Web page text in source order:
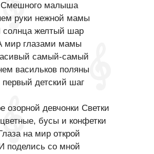
Смешного малыша
руки нежной мамы
солнца желтый шар
мир глазами мамы
самый-самый
васильков поляны
первый детский шаг
озорной девчонки Светки
бусы и конфетки
на мир открой
поделись со мной